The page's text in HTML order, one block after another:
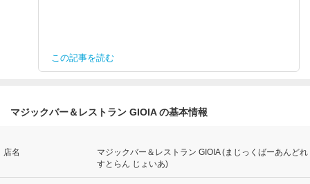
この記事を読む
マジックバー＆レストラン GIOIA の基本情報
店名
マジックバー＆レストラン GIOIA (まじっくばーあんどれ
すとらん じょいあ)